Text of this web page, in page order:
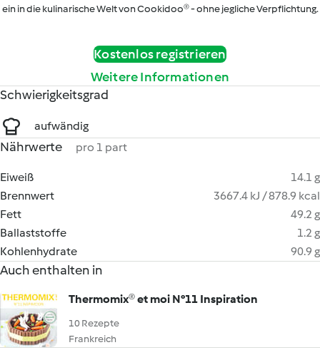
ein in die kulinarische Welt von Cookidoo® - ohne jegliche Verpflichtung.
Kostenlos registrieren
Weitere Informationen
Schwierigkeitsgrad
aufwändig
Nährwerte pro 1 part
Eiweiß
14.1 g
Brennwert
3667.4 kJ / 878.9 kcal
Fett
49.2 g
Ballaststoffe
1.2 g
Kohlenhydrate
90.9 g
Auch enthalten in
Thermomix® et moi N°11 Inspiration
10 Rezepte
Frankreich